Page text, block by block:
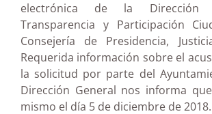
electrónica de la Dirección
Transparencia y Participación
Consejería de Presidencia,
Requerida información sobre el
la solicitud por parte del
Dirección General nos informa
mismo el día 5 de diciembre de 2018.